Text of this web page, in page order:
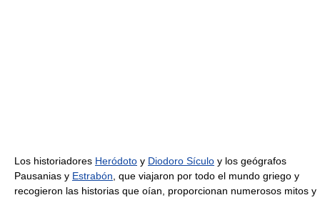
Los historiadores Heródoto y Diodoro Sículo y los geógrafos
Pausanias y Estrabón , que viajaron por todo el mundo griego y
recogieron las historias que oían, proporcionan numerosos mitos y